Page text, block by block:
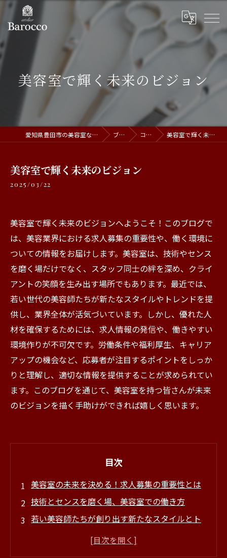
美容室で輝く未来のビジョン
愛知県豊田市の美容室ならatelier Barocco ブログ コラム 美容室で輝く未来のビジョン
美容室で輝く未来のビジョン
2025/03/22
美容室で輝く未来のビジョンへようこそ！このブログで
は、美容業界における求人募集の重要性や、働く環境に
ついての情報をお届けします。美容室は、技術やセンス
を磨く場だけでなく、スタッフ同士の絆を深め、クライ
アントの笑顔を生み出す場所でもあります。最近では、
若い世代の美容師たちが新たなスタイルやトレンドを提
供し、業界全体が活気づいています。しかし、優れた人
材を確保するためには、求人情報の発信や、働きやすい
環境作りが不可欠です。労働条件や福利厚生、キャリア
アップの機会など、応募者が注目するポイントをしっか
りと理解し、適切な情報を提供することが求められてい
ます。このブログを通じて、美容室を持つ皆さんが未来
のビジョンを描く手助けができれば嬉しく思います。
目次
美容室の未来を決める！求人募集の重要性とは
技術とセンスを磨く場、美容室での働き方
若い美容師たちが創り出す新たなスタイルとト